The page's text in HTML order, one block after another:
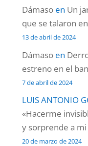
Dámasoen Un
que se talaron
13 de abril de 2024
Dámasoen
estreno en el
7 de abril de 2024
LUIS ANTONIO
«Hacerme
y sorprende a
20 de marzo de 2024